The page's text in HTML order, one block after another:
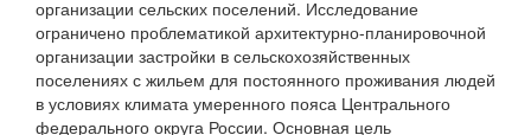
организации сельских поселений. Исследование
ограничено проблематикой архитектурно-планировочной
организации застройки в сельскохозяй­ственных
поселениях с жильем для постоянного проживания людей
в условиях климата умеренного пояса Центрального
федерального округа России. Основная цель